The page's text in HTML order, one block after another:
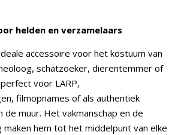
helden en verzamelaars
accessoire voor het kostuum van
schatzoeker, dierentemmer of
voor LARP,
filmopnames of als authentiek
de muur. Het vakmanschap en de
maken hem tot het middelpunt van elke